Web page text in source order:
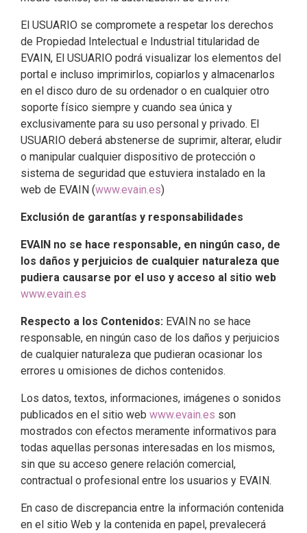
El USUARIO se compromete a respetar los derechos
de Propiedad Intelectual e Industrial titularidad de
EVAIN, El USUARIO podrá visualizar los elementos del
portal e incluso imprimirlos, copiarlos y almacenarlos
en el disco duro de su ordenador o en cualquier otro
soporte físico siempre y cuando sea única y
exclusivamente para su uso personal y privado. El
USUARIO deberá abstenerse de suprimir, alterar, eludir
o manipular cualquier dispositivo de protección o
sistema de seguridad que estuviera instalado en la
web de EVAIN (www.evain.es)
Exclusión de garantías y responsabilidades
EVAIN no se hace responsable, en ningún caso, de
los daños y perjuicios de cualquier naturaleza que
pudiera causarse por el uso y acceso al sitio web
www.evain.es
Respecto a los Contenidos: EVAIN no se hace
responsable, en ningún caso de los daños y perjuicios
de cualquier naturaleza que pudieran ocasionar los
errores u omisiones de dichos contenidos.
Los datos, textos, informaciones, imágenes o sonidos
publicados en el sitio web www.evain.es son
mostrados con efectos meramente informativos para
todas aquellas personas interesadas en los mismos,
sin que su acceso genere relación comercial,
contractual o profesional entre los usuarios y EVAIN.
En caso de discrepancia entre la información contenida
en el sitio Web y la contenida en papel, prevalecerá